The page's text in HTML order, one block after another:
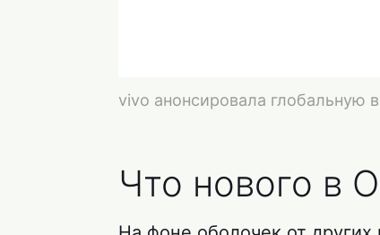
vivo анонсировала глобальную
Что нового в